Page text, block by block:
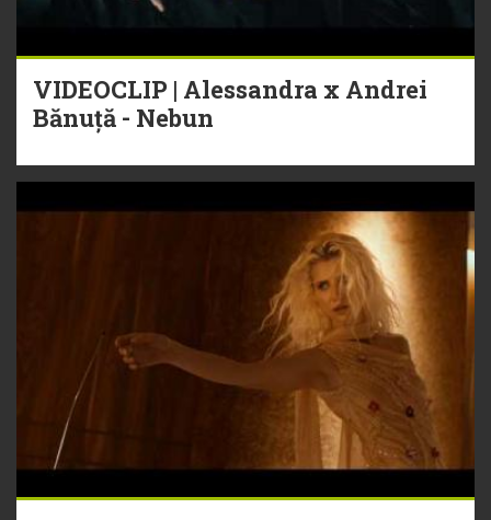
VIDEOCLIP | Alessandra x Andrei
Bănuță - Nebun